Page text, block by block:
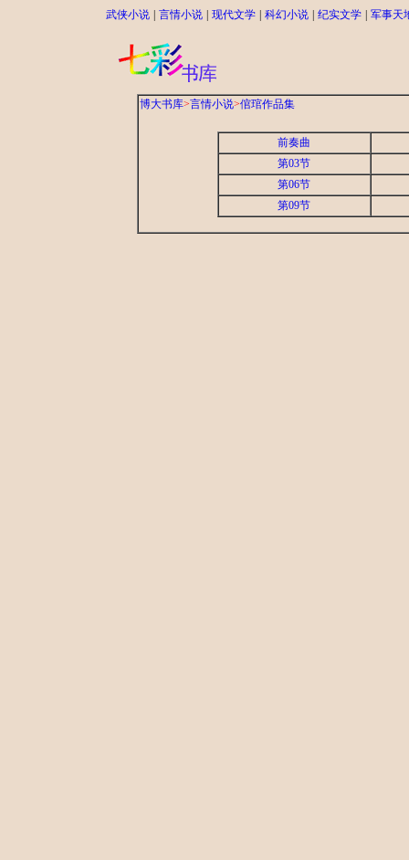
武侠小说 言情小说 现代文学 科幻小说 纪实文学 军事天
博大书库>言情小说>倌琯作品集
前奏曲
第03节
第06节
第09节